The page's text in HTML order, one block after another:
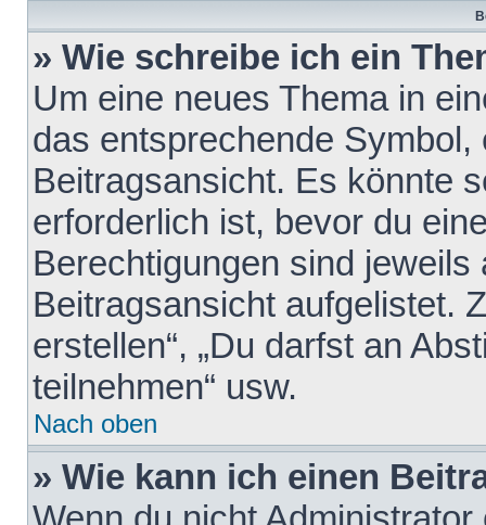
» Wie schreibe ich ein
Um eine neues Thema in
das entsprechende
Beitragsansicht. Es könnte
erforderlich ist, bevor du
Berechtigungen sind
Beitragsansicht aufgelistet.
erstellen“, „Du darfst an
teilnehmen“ usw.
Nach oben
» Wie kann ich einen